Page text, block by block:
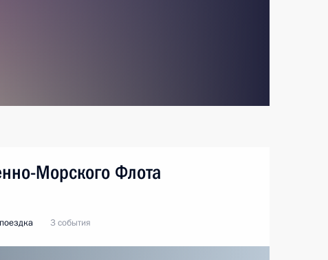
Морского Флота
3 события